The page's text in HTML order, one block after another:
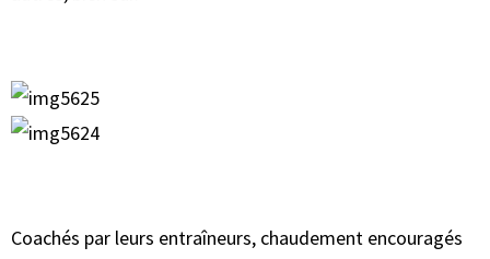
Coachés par leurs entraîneurs, chaudement encouragés